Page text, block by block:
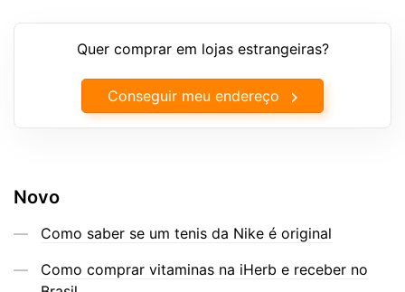
Quer comprar em lojas estrangeiras?
Conseguir meu endereço
Novo
Como saber se um tenis da Nike é original
Como comprar vitaminas na iHerb e receber no